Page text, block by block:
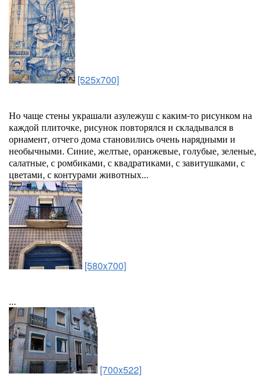
[525x700]
Но чаще стены украшали азулежуш с каким-то рисунком на
каждой плиточке, рисунок повторялся и складывался в
орнамент, отчего дома становились очень нарядными и
необычными. Синие, желтые, оранжевые, голубые, зеленые,
салатные, с ромбиками, с квадратиками, с завитушками, с
цветами, с контурами животных...
[580x700]
...
[700x522]